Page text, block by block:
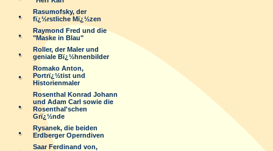
Rasumofsky, der
fï¿½rstliche Mï¿½zen
Raymond Fred und die
"Maske in Blau"
Roller, der Maler und
geniale Bï¿½hnenbilder
Romako Anton,
Portrï¿½tist und
Historienmaler
Rosenthal Konrad Johann
und Adam Carl sowie die
Rosenthal'schen
Grï¿½nde
Rysanek, die beiden
Erdberger Operndiven
Saar Ferdinand von,